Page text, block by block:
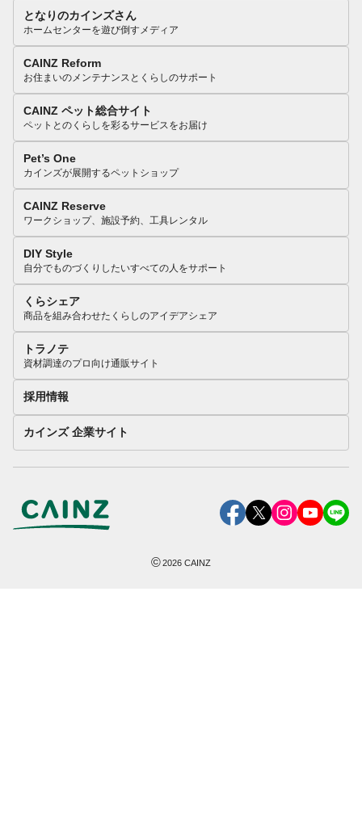
となりのカインズさん
ホームセンターを遊び倒すメディア
CAINZ Reform
お住まいのメンテナンスとくらしのサポート
CAINZ ペット総合サイト
ペットとのくらしを彩るサービスをお届け
Pet’s One
カインズが展開するペットショップ
CAINZ Reserve
ワークショップ、施設予約、工具レンタル
DIY Style
自分でものづくりしたいすべての人をサポート
くらシェア
商品を組み合わせたくらしのアイデアシェア
トラノテ
資材調達のプロ向け通販サイト
採用情報
カインズ 企業サイト
©2026 CAINZ